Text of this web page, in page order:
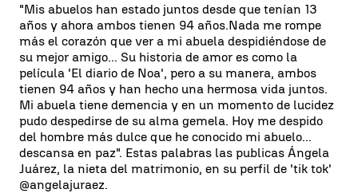
"Mis abuelos han estado juntos desde que tenían 13
años y ahora ambos tienen 94 años.Nada me rompe
más el corazón que ver a mi abuela despidiéndose de
su mejor amigo... Su historia de amor es como la
película 'El diario de Noa', pero a su manera, ambos
tienen 94 años y han hecho una hermosa vida juntos.
Mi abuela tiene demencia y en un momento de lucidez
pudo despedirse de su alma gemela. Hoy me despido
del hombre más dulce que he conocido mi abuelo...
descansa en paz". Estas palabras las publicas Ángela
Juárez, la nieta del matrimonio, en su perfil de 'tik tok'
@angelajuraez.